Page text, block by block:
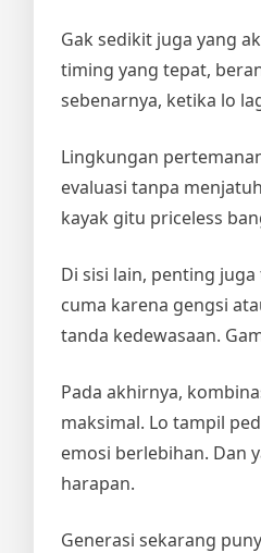
Gak sedikit juga yang
timing yang tepat,
sebenarnya, ketika lo
Lingkungan
evaluasi tanpa
kayak gitu priceless
Di sisi lain, penting
cuma karena gengsi
tanda kedewasaan.
Pada akhirnya,
maksimal. Lo tampil
emosi berlebihan. Dan
harapan.
Generasi sekarang